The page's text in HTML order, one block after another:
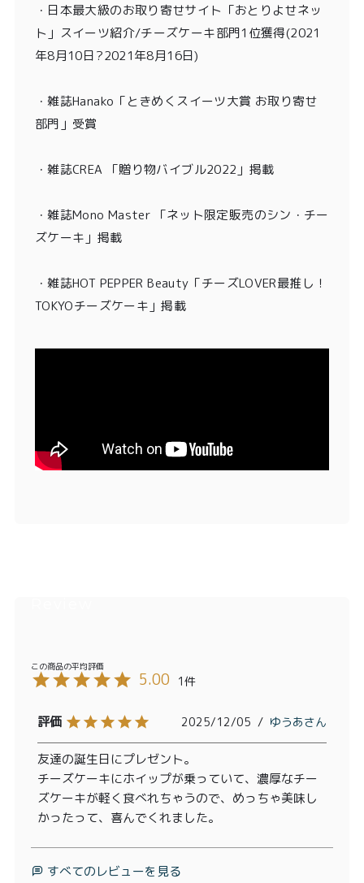
・ 日本最大級のお取り寄せサイト「おとりよせネッ
ト」スイーツ紹介/チーズケーキ部門1位獲得(2021
年8月10日?2021年8月16日)
・雑誌Hanako「ときめくスイーツ大賞 お取り寄せ
部門」受賞
・雑誌CREA 「贈り物バイブル2022」掲載
・雑誌Mono Master 「ネット限定販売のシン・チー
ズケーキ」掲載
・雑誌HOT PEPPER Beauty「チーズLOVER最推し！
TOKYOチーズケーキ」掲載
5.00 1
ゆうあ
2025/12/05
友達の誕生日にプレゼント。
チーズケーキにホイップが乗っていて、濃厚なチー
ズケーキが軽く食べれちゃうので、めっちゃ美味し
かったって、喜んでくれました。
すべてのレビューを見る